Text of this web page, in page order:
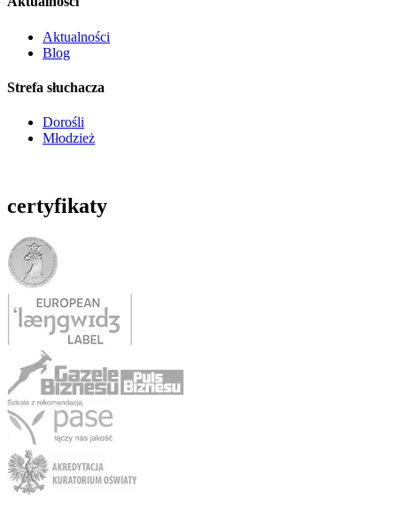
Aktualności
Blog
Strefa słuchacza
Dorośli
Młodzież
certyfikaty